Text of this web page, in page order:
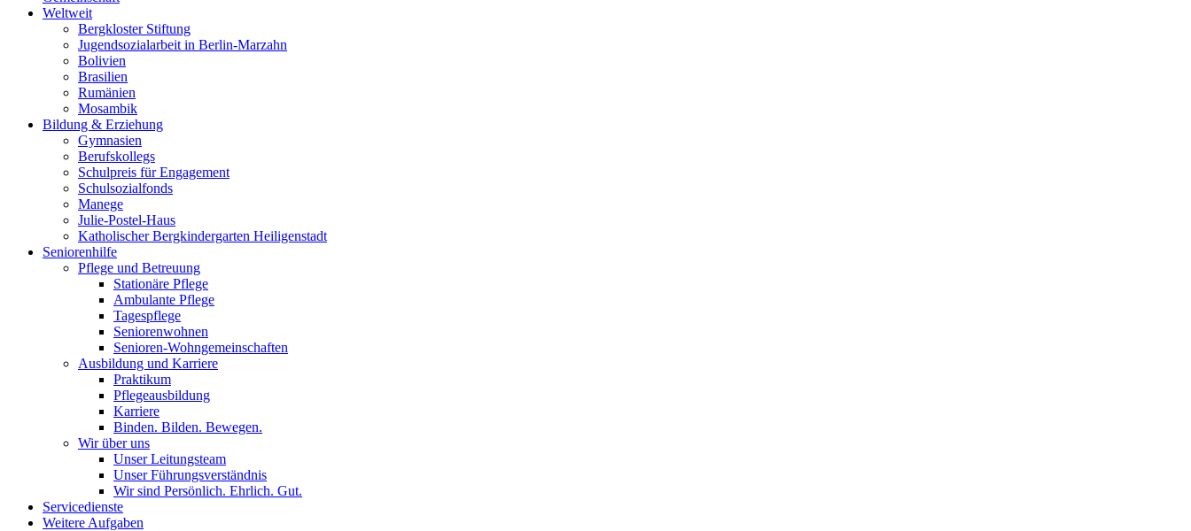
Weltweit
Bergkloster Stiftung
Jugendsozialarbeit in Berlin-Marzahn
Bolivien
Brasilien
Rumänien
Mosambik
Bildung & Erziehung
Gymnasien
Berufskollegs
Schulpreis für Engagement
Schulsozialfonds
Manege
Julie-Postel-Haus
Katholischer Bergkindergarten Heiligenstadt
Seniorenhilfe
Pflege und Betreuung
Stationäre Pflege
Ambulante Pflege
Tagespflege
Seniorenwohnen
Senioren-Wohn­ge­mein­schaf­ten
Ausbildung und Karriere
Praktikum
Pflegeausbildung
Karriere
Binden. Bilden. Bewegen.
Wir über uns
Unser Leitungsteam
Unser Führungsverständnis
Wir sind Persönlich. Ehrlich. Gut.
Servicedienste
Weitere Aufgaben